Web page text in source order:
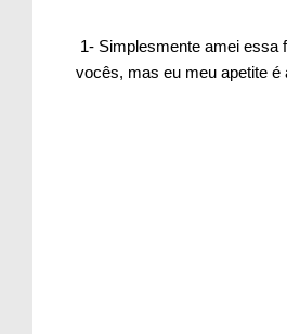
1- Simplesmente amei essa
vocês, mas eu meu apetite